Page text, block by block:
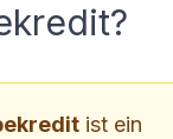
ist ein